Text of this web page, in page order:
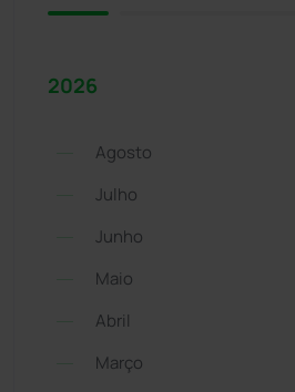
2026
Agosto
Julho
Junho
Maio
Abril
Março